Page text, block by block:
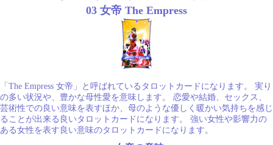
03 女帝 The Empress
「The Empress 女帝」と呼ばれているタロットカードになります。 実り
の多い状況や、豊かな母性愛を意味します。 恋愛や結婚、セックス、
芸術性での良い意味を表すほか、母のような優しく暖かい気持ちを感じ
ることが出来る良いタロットカードになります。 強い女性や影響力の
ある女性を表す良い意味のタロットカードになります。